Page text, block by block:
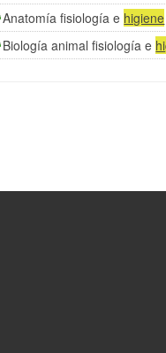
Anatomía fisiología e higiene
Biología animal fisiología e